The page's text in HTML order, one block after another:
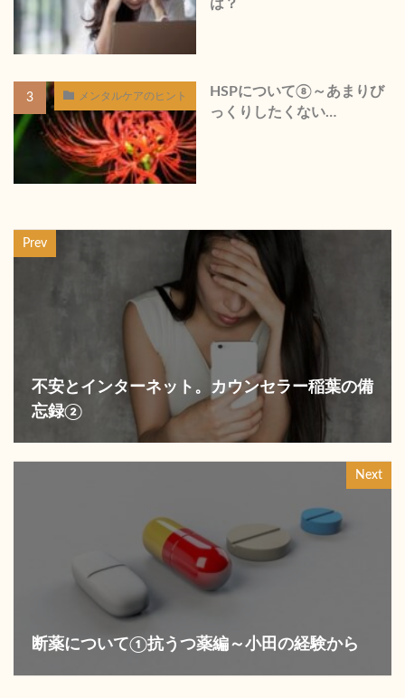
は？
メンタルケアのヒント
HSPについて⑧～あまりび
っくりしたくない…
Prev
不安とインターネット。カウンセラー稲葉の備
忘録②
Next
断薬について①抗うつ薬編～小田の経験から